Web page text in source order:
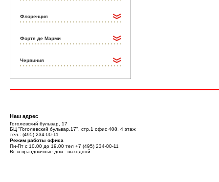
Флоренция
Форте де Марми
Червиния
Наш адрес
Гоголевский бульвар, 17
БЦ "Гоголевский бульвар,17", стр.1 офис 408, 4 этаж
тел.: (495) 234-00-11
Режим работы офиса
Пн-Пт с 10.00 до 19.00 тел +7 (495) 234-00-11
Вс и праздничные дни - выходной